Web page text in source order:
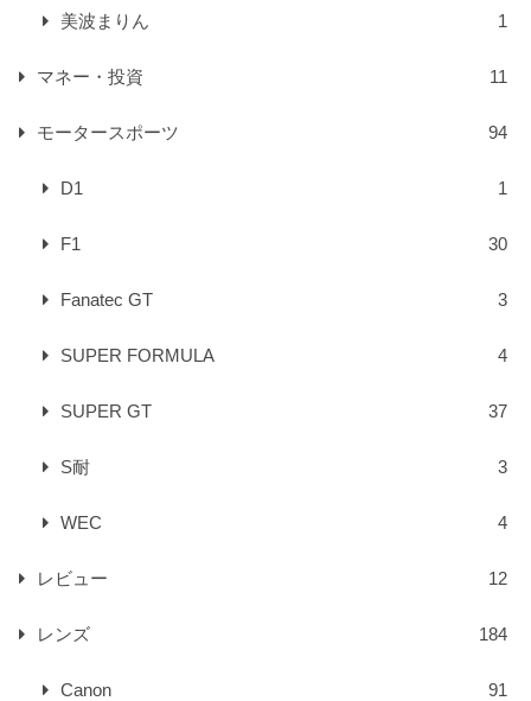
美波まりん 1
マネー・投資 11
モータースポーツ 94
D1 1
F1 30
Fanatec GT 3
SUPER FORMULA 4
SUPER GT 37
S耐 3
WEC 4
レビュー 12
レンズ 184
Canon 91